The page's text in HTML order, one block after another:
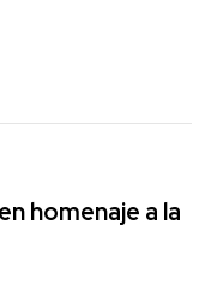
homenaje a la